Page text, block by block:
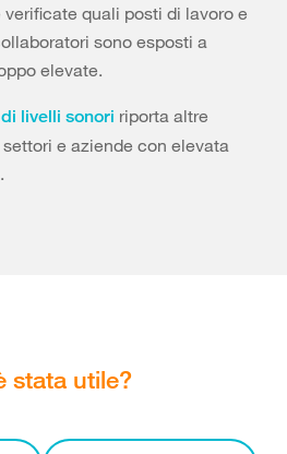
quali posti di lavoro e
sono esposti a
elevate.
livelli sonori riporta altre
e aziende con elevata
stata utile?